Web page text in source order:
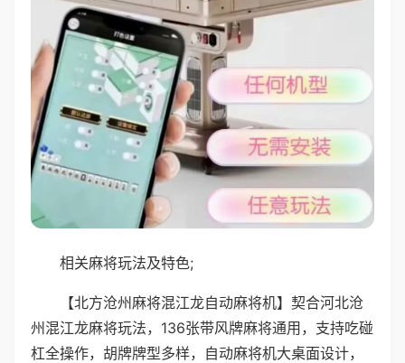
相关麻将玩法及特色;
【北方沧州麻将混江龙自动麻将机】契合河北沧
州混江龙麻将玩法，136张带风牌麻将通用，支持吃碰
杠全操作，胡牌牌型多样，自动麻将机大桌面设计，